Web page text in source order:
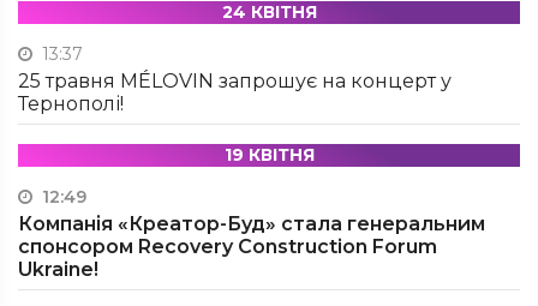
24 КВІТНЯ
13:37
25 травня MÉLOVIN запрошує на концерт у
Тернополі!
19 КВІТНЯ
12:49
Компанія «Креатор-Буд» стала генеральним
спонсором Recovery Construction Forum
Ukraine!